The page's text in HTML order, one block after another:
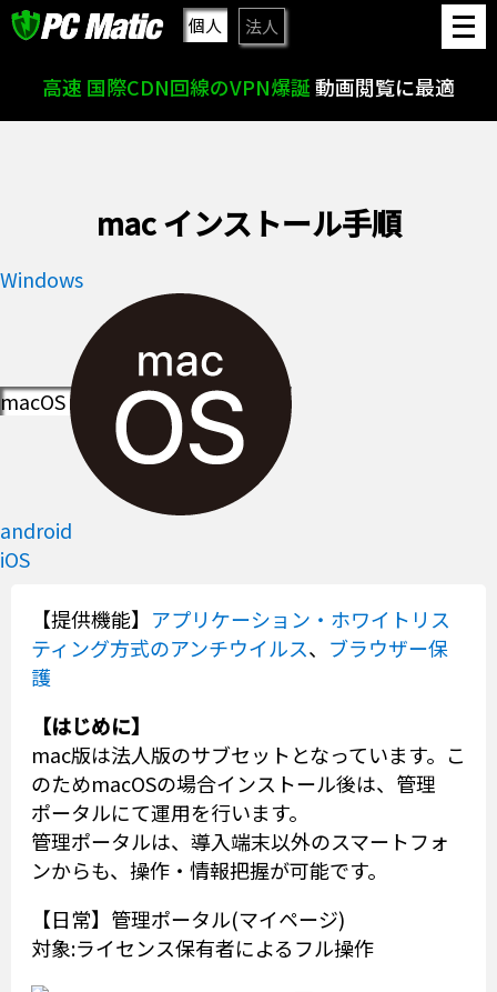
個人 法人
メ
ニュー
開
高速 国際CDN回線のVPN爆誕動画閲覧に最適
mac インストール手順
Windows
macOS
android
iOS
【提供機能】 アプリケーション・ホワイトリス
ティング方式のアンチウイルス、 ブラウザー保
護
【はじめに】
mac版は法人版のサブセットとなっています。こ
のためmacOSの場合インストール後は、管理
ポータルにて運用を行います。
管理ポータルは、導入端末以外のスマートフォ
ンからも、操作・情報把握が可能です。
【日常】管理ポータル(マイページ)
対象:ライセンス保有者によるフル操作